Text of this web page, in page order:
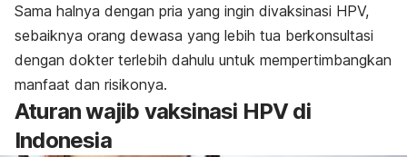
Sama halnya dengan pria yang ingin divaksinasi HPV,
sebaiknya orang dewasa yang lebih tua berkonsultasi
dengan dokter terlebih dahulu untuk mempertimbangkan
manfaat dan risikonya.
Aturan wajib vaksinasi HPV di
Indonesia